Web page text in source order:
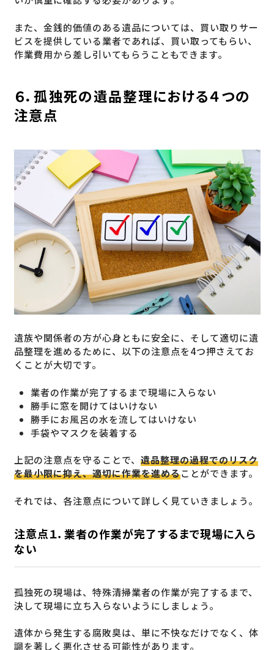
また、金銭的価値のある遺品については、買い取りサー
ビスを提供している業者であれば、買い取ってもらい、
作業費用から差し引いてもらうこともできます。
６．孤独死の遺品整理における４つの
注意点
遺族や関係者の方が心身ともに安全に、そして適切に遺
品整理を進めるために、以下の注意点を4つ押さえてお
くことが大切です。
業者の作業が完了するまで現場に入らない
勝手に窓を開けてはいけない
勝手にお風呂の水を流してはいけない
手袋やマスクを装着する
上記の注意点を守ることで、 遺品整理の過程でのリスク
を最小限に抑え、適切に作業を進めることができます。
それでは、各注意点について詳しく見ていきましょう。
注意点１．業者の作業が完了するまで現場に入ら
ない
孤独死の現場は、特殊清掃業者の作業が完了するまで、
決して現場に立ち入らないようにしましょう。
遺体から発生する腐敗臭は、単に不快なだけでなく、体
調を著しく悪化させる可能性があります。